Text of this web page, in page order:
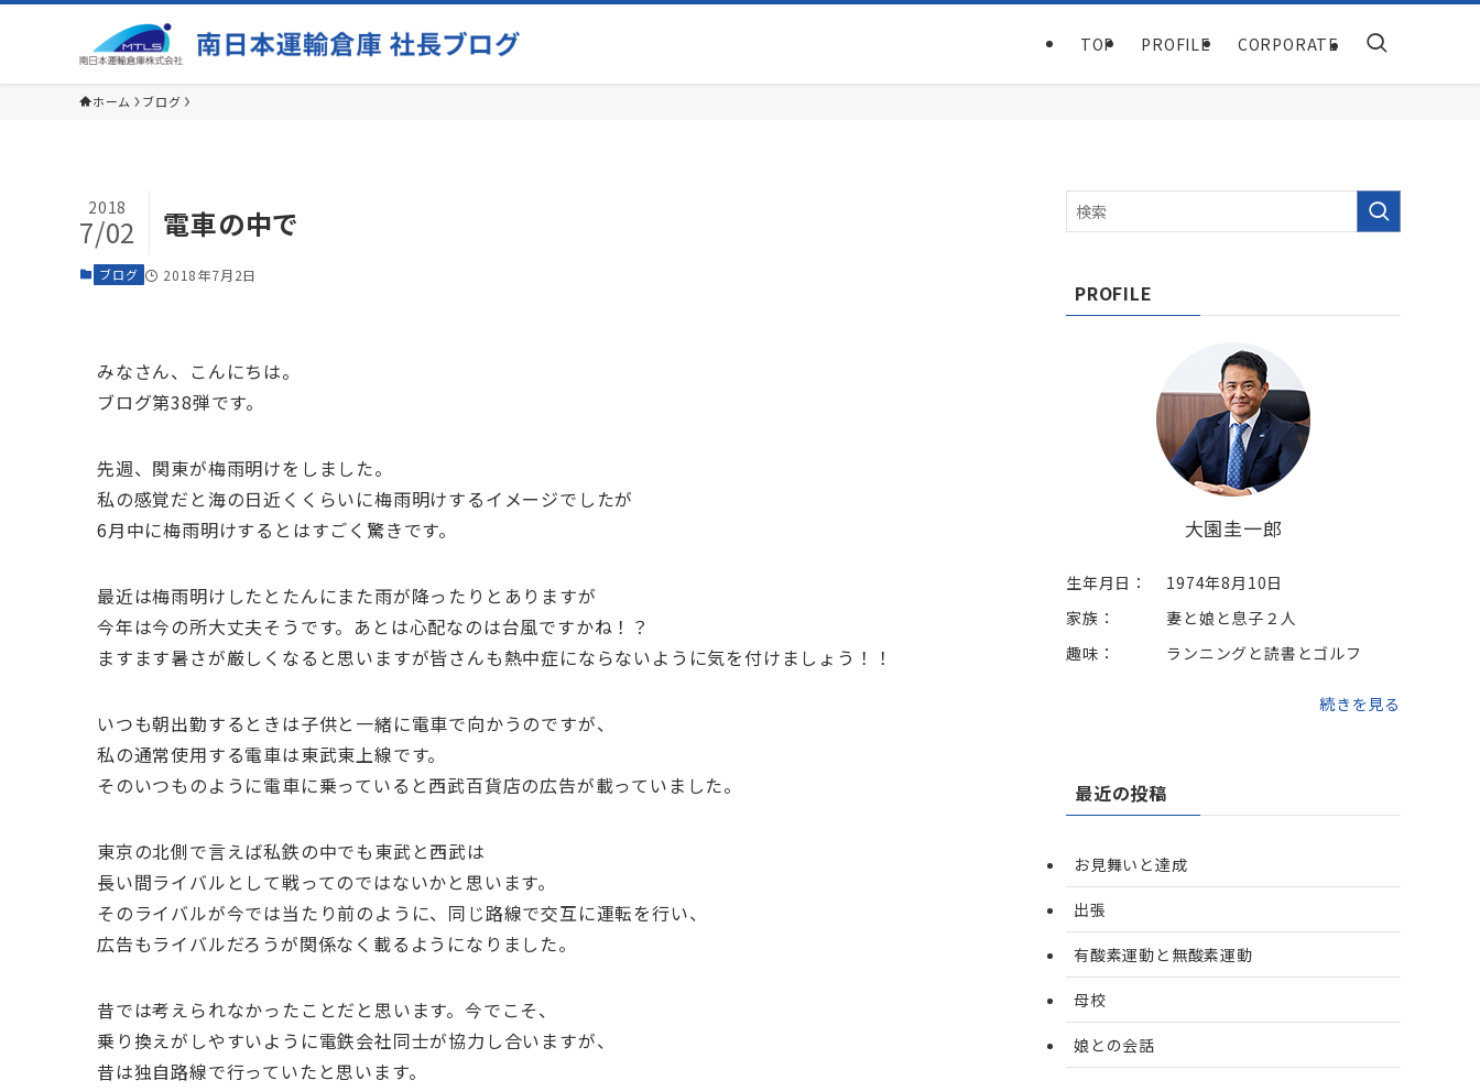
TOP PROFILE CORPORATE
ホーム ブログ
電車の中で
2018
7/02
ブログ 2018年7月2日
みなさん、こんにちは。
ブログ第38弾です。
先週、関東が梅雨明けをしました。
私の感覚だと海の日近くくらいに梅雨明けするイメージでしたが
6月中に梅雨明けするとはすごく驚きです。
最近は梅雨明けしたとたんにまた雨が降ったりとありますが
今年は今の所大丈夫そうです。あとは心配なのは台風ですかね！？
ますます暑さが厳しくなると思いますが皆さんも熱中症にならないように気を付けましょう！！
いつも朝出勤するときは子供と一緒に電車で向かうのですが、
私の通常使用する電車は東武東上線です。
そのいつものように電車に乗っていると西武百貨店の広告が載っていました。
東京の北側で言えば私鉄の中でも東武と西武は
長い間ライバルとして戦ってのではないかと思います。
そのライバルが今では当たり前のように、同じ路線で交互に運転を行い、
広告もライバルだろうが関係なく載るようになりました。
昔では考えられなかったことだと思います。今でこそ、
乗り換えがしやすいように電鉄会社同士が協力し合いますが、
昔は独自路線で行っていたと思います。
PROFILE
大園圭一郎
生年月日：
1974年8月10日
家族：
妻と娘と息子２人
趣味：
ランニングと読書とゴルフ
続きを見る
最近の投稿
お見舞いと達成
出張
有酸素運動と無酸素運動
母校
娘との会話